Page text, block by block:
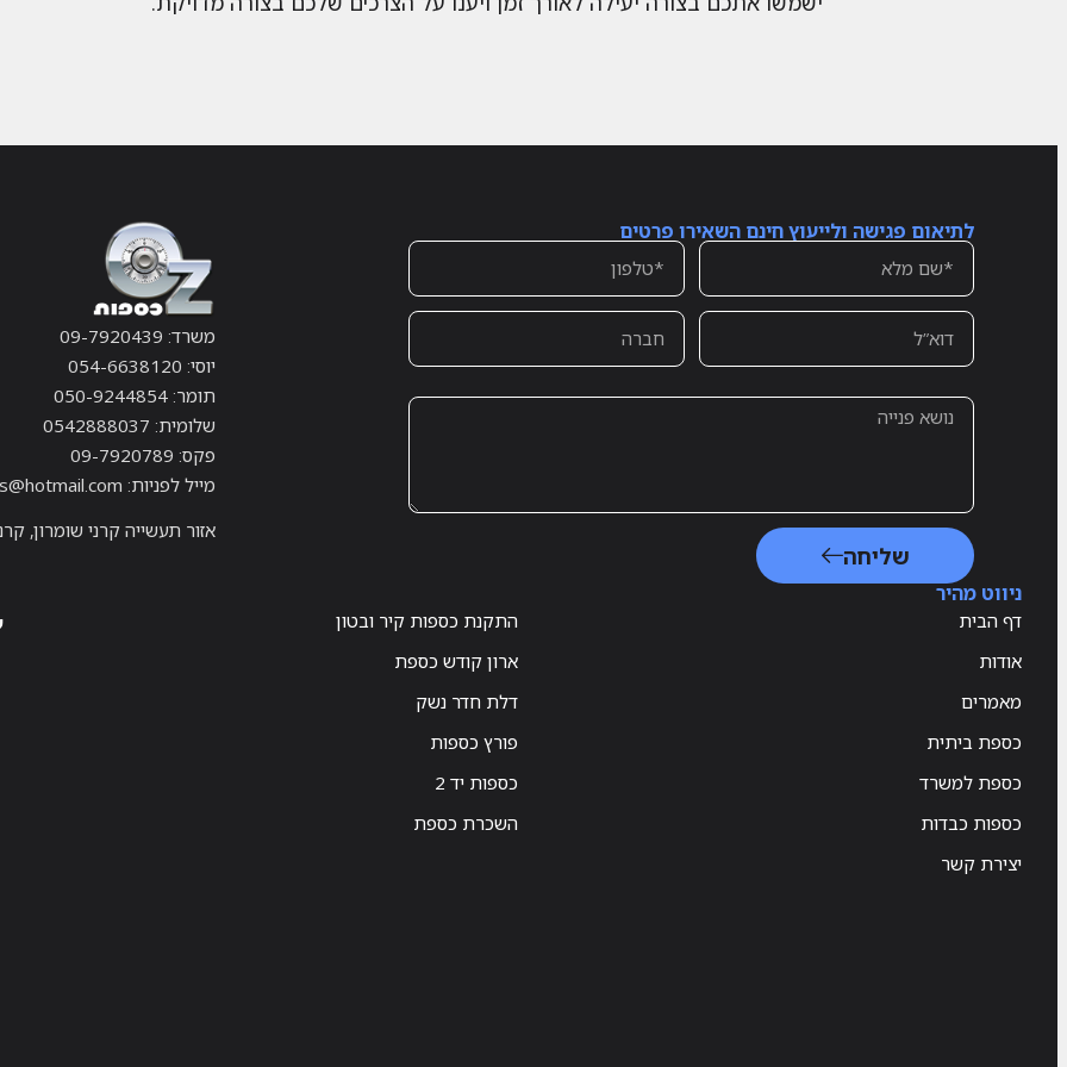
לתיאום פגישה ולייעוץ חינם השאירו פרטים
שליחה
ניווט מהיר
דף הבית
אודות
מאמרים
כספת ביתית
כספת למשרד
כספות כבדות
יצירת קשר
התקנת כספות קיר ובטון
ארון קודש כספת
דלת חדר נשק
פורץ כספות
כספות יד 2
השכרת כספת
משרד: 09-7920439
יוסי: 054-6638120
תומר: 050-9244854
שלומית: 0542888037
פקס: 09-7920789
מייל לפניות: ozsafes@hotmail.com
אזור תעשייה קרני שומרון,